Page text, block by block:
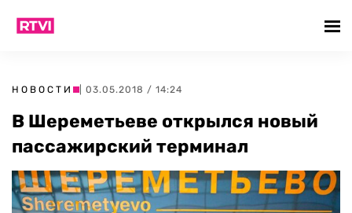
НОВОСТИ | 03.05.2018 / 14:24
В Шереметьеве открылся новый
пассажирский терминал